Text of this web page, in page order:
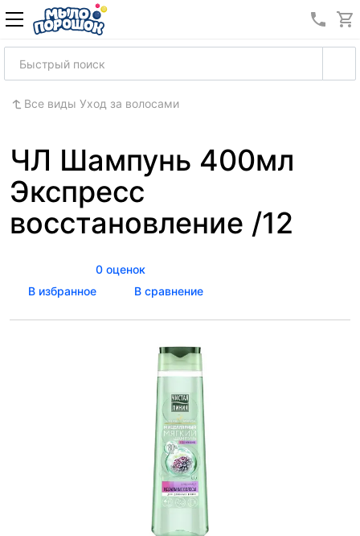
8
Все виды Уход за волосами
ЧЛ Шампунь 400мл
Экспресс
восстановление /12
0 оценок
В избранное
В сравнение